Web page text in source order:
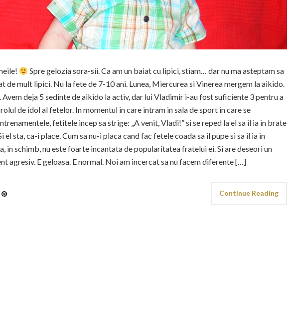
Spre gelozia sora-sii. Ca am un baiat cu lipici, stiam… dar nu ma asteptam sa
de mult lipici. Nu la fete de 7-10 ani. Lunea, Miercurea si Vinerea mergem la aikido.
Avem deja 5 sedinte de aikido la activ, dar lui Vladimir i-au fost suficiente 3 pentru a
de idol al fetelor. In momentul in care intram in sala de sport in care se
fetitele incep sa strige: „A venit, Vladi!” si se reped la el sa il ia in brate
el sta, ca-i place. Cum sa nu-i placa cand fac fetele coada sa il pupe si sa il ia in
in schimb, nu este foarte incantata de popularitatea fratelui ei. Si are deseori un
agresiv. E geloasa. E normal. Noi am incercat sa nu facem diferente […]
Continue Reading